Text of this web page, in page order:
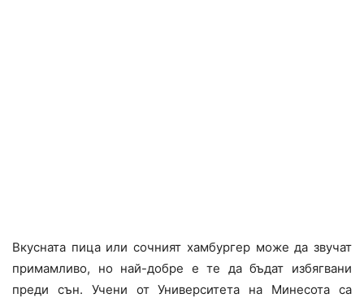
Вкусната пица или сочният хамбургер може да звучат
примамливо, но най-добре е те да бъдат избягвани
преди сън. Учени от Университета на Минесота са